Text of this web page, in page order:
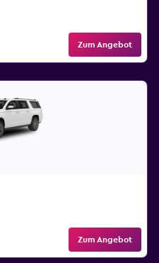
Zum Angebot
Zum Angebot